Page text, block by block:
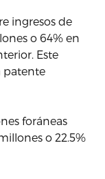
ingresos de
o 64% en
Este
patente
foráneas
o 22.5%